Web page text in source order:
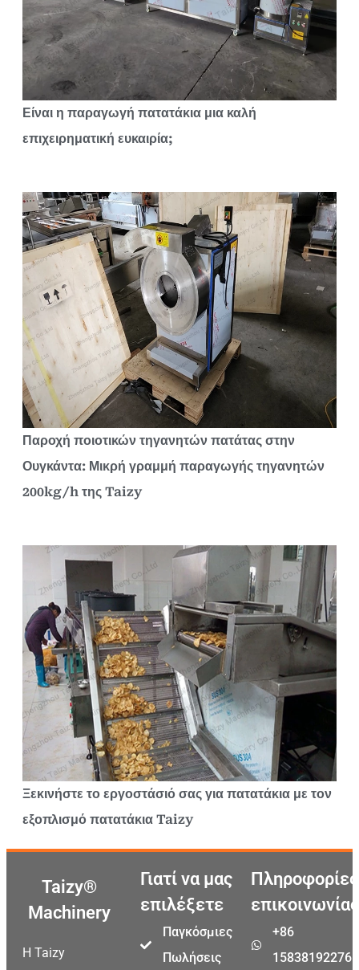
Είναι η παραγωγή πατατάκια μια καλή
επιχειρηματική ευκαιρία;
Παροχή ποιοτικών τηγανητών πατάτας στην
Ουγκάντα: Μικρή γραμμή παραγωγής τηγανητών
200kg/h της Taizy
Ξεκινήστε το εργοστάσιό σας για πατατάκια με τον
εξοπλισμό πατατάκια Taizy
Taizy®
Machinery
Η Taizy
Γιατί να μας
επιλέξετε
Παγκόσμιες
Πωλήσεις
Πληροφορίες
επικοινωνίας
+86
15838192276